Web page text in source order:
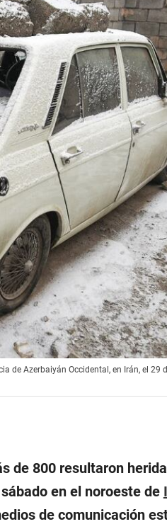
Azerbaiyán Occidental, en Irán, el 29
de 800 resultaron
en el noroeste de
de comunicación